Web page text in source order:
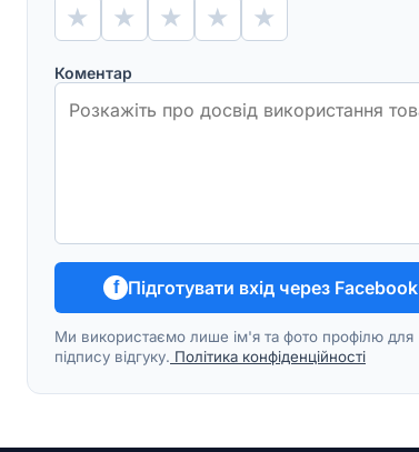
★ ★ ★ ★ ★
Коментар
f Підготувати вхід через Facebook
Ми використаємо лише ім'я та фото профілю для
підпису відгуку. Політика конфіденційності